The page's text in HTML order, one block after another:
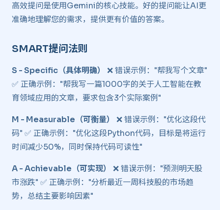
高效提问是使用Gemini的核心技能。好的提问能让AI更
准确地理解您的需求，提供更有价值的答案。
SMART提问法则 ​
S - Specific（具体明确）
❌ 错误示例："帮我写个文章"
✅ 正确示例："帮我写一篇1000字的关于人工智能在教
育领域应用的文章，要求包含3个实际案例"
M - Measurable（可衡量）
❌ 错误示例："优化这段代
码" ✅ 正确示例："优化这段Python代码，目标是将运行
时间减少50%，同时保持代码可读性"
A - Achievable（可实现）
❌ 错误示例："预测明天股
市涨跌" ✅ 正确示例："分析最近一周科技股的市场趋
势，总结主要影响因素"